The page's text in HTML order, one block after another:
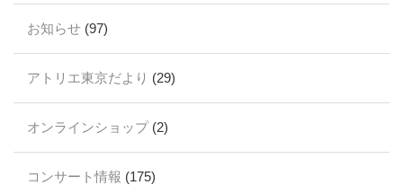
お知らせ (97)
アトリエ東京だより (29)
オンラインショップ(2)
コンサート情報 (175)